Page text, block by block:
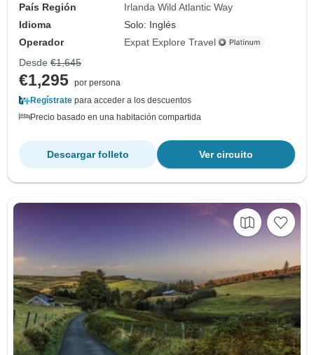
País Región
Irlanda Wild Atlantic Way
Idioma
Solo: Inglés
Operador
Expat Explore Travel
Desde €1,645
€1,295 por persona
Regístrate para acceder a los descuentos
Precio basado en una habitación compartida
Ver circuito
Descargar folleto